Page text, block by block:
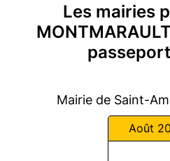
Les mairies
Mairie de Saint-
Août